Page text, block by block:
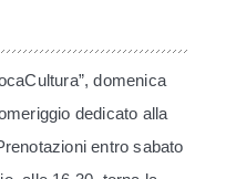
domenica
dedicato alla
entro sabato